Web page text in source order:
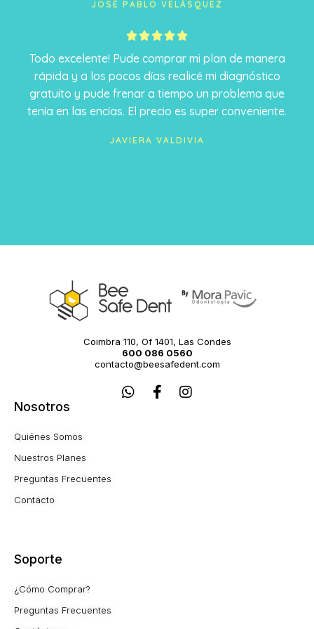
JOSÉ PABLO VELÁSQUEZ
/
5
Todo excelente! Pude comprar mi plan de manera
rápida y a los pocos días realicé mi diagnóstico
gratuito y pude frenar a tiempo un problema que
Coimbra 110, Of 1401, Las Condes
600 086 0560
contacto@beesafedent.com
W
h
F
a
I
n
Nosotros
Quiénes Somos
Nuestros Planes
Preguntas Frecuentes
Contacto
Soporte
¿Cómo Comprar?
Preguntas Frecuentes